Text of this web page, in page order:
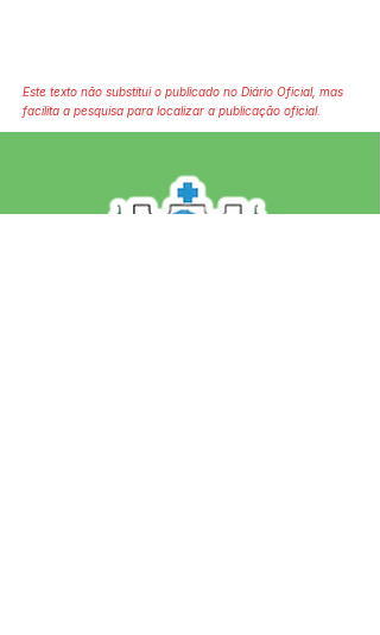
Este texto não substitui o publicado no Diário Oficial, mas
facilita a pesquisa para localizar a publicação oficial.